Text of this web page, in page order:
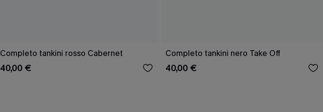
Completo tankini rosso Cabernet
40,00 €
Completo tankini nero Take Off
40,00 €